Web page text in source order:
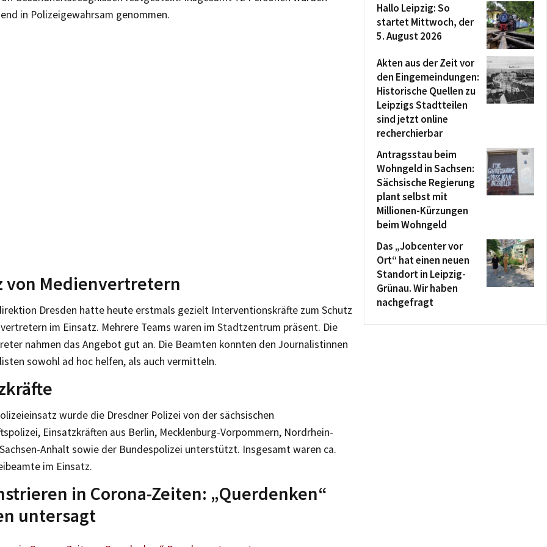
in Polizeigewahrsam genommen.
von Medienvertretern
Dresden hatte heute erstmals gezielt Interventionskräfte zum Schutz
im Einsatz. Mehrere Teams waren im Stadtzentrum präsent. Die
nahmen das Angebot gut an. Die Beamten konnten den Journalistinnen
sowohl ad hoc helfen, als auch vermitteln.
wurde die Dresdner Polizei von der sächsischen
Einsatzkräften aus Berlin, Mecklenburg-Vorpommern, Nordrhein-
Anhalt sowie der Bundespolizei unterstützt. Insgesamt waren ca.
im Einsatz.
in Corona-Zeiten: „Querdenken“
untersagt
Hallo Leipzig: So
startet Mittwoch, der
5. August 2026
Akten aus der Zeit vor
den Eingemeindungen:
Historische Quellen zu
Leipzigs Stadtteilen
sind jetzt online
recherchierbar
Antragsstau beim
Wohngeld in Sachsen:
Sächsische Regierung
plant selbst mit
Millionen-Kürzungen
beim Wohngeld
Das „Jobcenter vor
Ort“ hat einen neuen
Standort in Leipzig-
Grünau. Wir haben
nachgefragt